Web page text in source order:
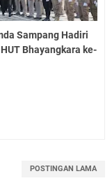
Sampang Hadiri
Bhayangkara ke-
POSTINGAN LAMA